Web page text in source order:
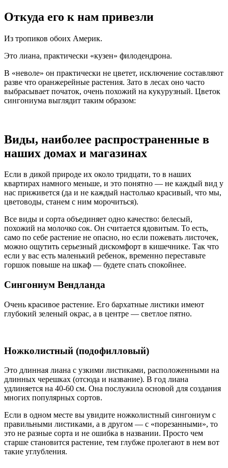
Откуда его к нам привезли
Из тропиков обоих Америк.
Это лиана, практически «кузен» филодендрона.
В «неволе» он практически не цветет, исключение составляют
разве что оранжерейные растения. Зато в лесах оно часто
выбрасывает початок, очень похожий на кукурузный. Цветок
сингониума выглядит таким образом:
Виды, наиболее распространенные в
наших домах и магазинах
Если в дикой природе их около тридцати, то в наших
квартирах намного меньше, и это понятно — не каждый вид у
нас приживется (да и не каждый настолько красивый, что мы,
цветоводы, станем с ним морочиться).
Все виды и сорта объединяет одно качество: белесый,
похожий на молочко сок. Он считается ядовитым. То есть,
само по себе растение не опасно, но если пожевать листочек,
можно ощутить серьезный дискомфорт в кишечнике. Так что
если у вас есть маленький ребенок, временно переставьте
горшок повыше на шкаф — будете спать спокойнее.
Сингониум Вендланда
Очень красивое растение. Его бархатные листики имеют
глубокий зеленый окрас, а в центре — светлое пятно.
Ножколистный (подофилловый)
Это длинная лиана с узкими листиками, расположенными на
длинных черешках (отсюда и название). В год лиана
удлиняется на 40-60 см. Она послужила основой для создания
многих популярных сортов.
Если в одном месте вы увидите ножколистный сингониум с
правильными листиками, а в другом — с «порезанными», то
это не разные сорта и не ошибка в названии. Просто чем
старше становится растение, тем глубже пролегают в нем вот
такие углубления.